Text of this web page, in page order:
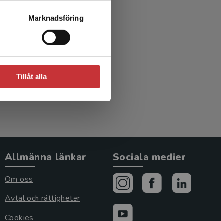
Marknadsföring
Tillåt alla
Allmänna länkar
Om oss
Avtal och rättigheter
Cookies
Sociala medier